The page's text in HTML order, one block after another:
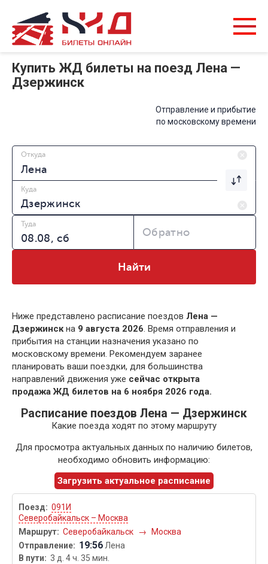
Купить ЖД билеты на поезд Лена —
Дзержинск
Отправление и прибытие
по московскому времени
Откуда
Куда
Туда
Обратно
Найти
Ниже представлено расписание поездов Лена —
Дзержинскна 9 августа 2026. Время отправления и
прибытия на станции назначения указано по
московскому времени. Рекомендуем заранее
планировать ваши поездки, для большинства
направлений движения уже сейчас открыта
продажа ЖД билетов на 6 ноября 2026 года.
Расписание поездов Лена — Дзержинск
Какие поезда ходят по этому маршруту
Для просмотра актуальных данных по наличию билетов,
необходимо обновить информацию:
Загрузить актуальное расписание
091И
Северобайкальск – Москва
Северобайкальск
→ Москва
19:56Лена
3 д. 4 ч. 35 мин.